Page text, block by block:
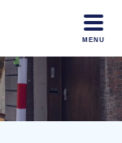
MENU